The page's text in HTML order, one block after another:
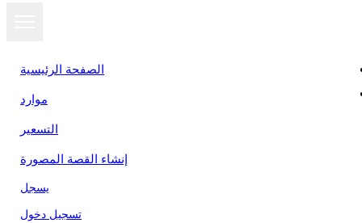
الصفحة الرئيسية
موارد
التسعير
إنشاء القصة المصورة
يسجل
تسجيل دخول